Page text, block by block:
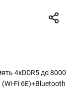
4xDDR5 до 8000
Fi 6E)+Bluetooth